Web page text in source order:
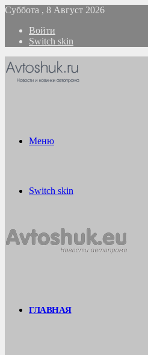
Суббота , 8 Август 2026
Войти
Switch skin
Меню
Switch skin
ГЛАВНАЯ